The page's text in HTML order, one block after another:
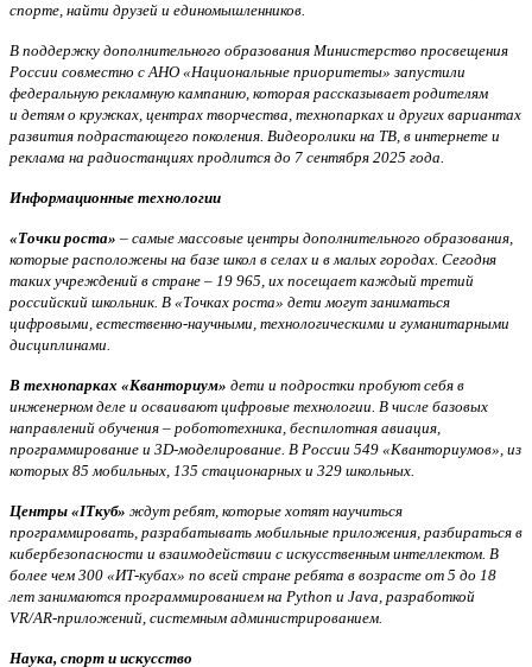
спорте, найти друзей и единомышленников.
В поддержку дополнительного образования Министерство просвещения
России совместно с АНО «Национальные приоритеты» запустили
федеральную рекламную кампанию, которая рассказывает родителям
и детям о кружках, центрах творчества, технопарках и других вариантах
развития подрастающего поколения. Видеоролики на ТВ, в интернете и
реклама на радиостанциях продлится до 7 сентября 2025 года.
Информационные технологии
«Точки роста» – самые массовые центры дополнительного образования,
которые расположены на базе школ в селах и в малых городах. Сегодня
таких учреждений в стране – 19 965, их посещает каждый третий
российский школьник. В «Точках роста» дети могут заниматься
цифровыми, естественно-научными, технологическими и гуманитарными
дисциплинами.
В технопарках «Кванториум» дети и подростки пробуют себя в
инженерном деле и осваивают цифровые технологии. В числе базовых
направлений обучения – робототехника, беспилотная авиация,
программирование и 3D-моделирование. В России 549 «Кванториумов», из
которых 85 мобильных, 135 стационарных и 329 школьных.
Центры «ITкуб» ждут ребят, которые хотят научиться
программировать, разрабатывать мобильные приложения, разбираться в
кибербезопасности и взаимодействии с искусственным интеллектом. В
более чем 300 «ИТ-кубах» по всей стране ребята в возрасте от 5 до 18
лет занимаются программированием на Python и Java, разработкой
VR/AR-приложений, системным администрированием.
Наука, спорт и искусство